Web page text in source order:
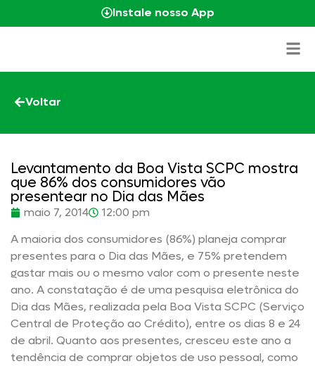
Instale nosso App
Voltar
Levantamento da Boa Vista SCPC mostra
que 86% dos consumidores vão
presentear no Dia das Mães
maio 7, 2014
12:00 pm
A maioria dos consumidores (86%) planeja comprar
presentes para o Dia das Mães, e 75% pretendem
gastar mais ou o mesmo valor com o presente neste
ano. A constatação é de uma pesquisa eletrônica do
Dia das Mães, realizada pela Boa Vista SCPC (Serviço
Central de Proteção ao Crédito), entre os dias 8 e 24
de abril. Quanto aos presentes, cresceu este ano a
tendência de comprar objetos de uso pessoal, como